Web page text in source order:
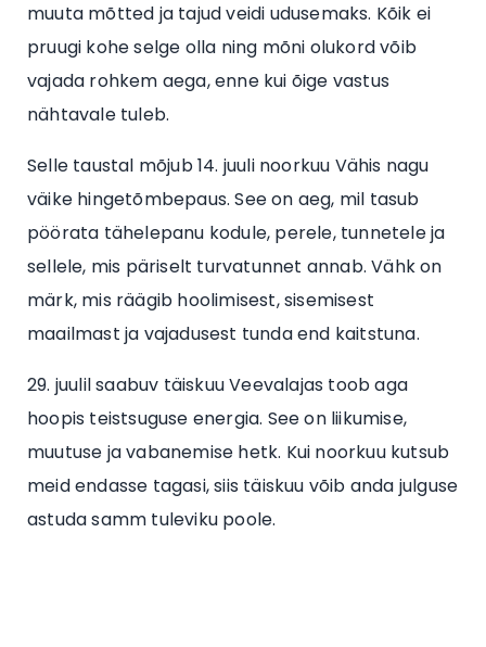
muuta mõtted ja tajud veidi udusemaks. Kõik ei
pruugi kohe selge olla ning mõni olukord võib
vajada rohkem aega, enne kui õige vastus
nähtavale tuleb.
Selle taustal mõjub 14. juuli noorkuu Vähis nagu
väike hingetõmbepaus. See on aeg, mil tasub
pöörata tähelepanu kodule, perele, tunnetele ja
sellele, mis päriselt turvatunnet annab. Vähk on
märk, mis räägib hoolimisest, sisemisest
maailmast ja vajadusest tunda end kaitstuna.
29. juulil saabuv täiskuu Veevalajas toob aga
hoopis teistsuguse energia. See on liikumise,
muutuse ja vabanemise hetk. Kui noorkuu kutsub
meid endasse tagasi, siis täiskuu võib anda julguse
astuda samm tuleviku poole.